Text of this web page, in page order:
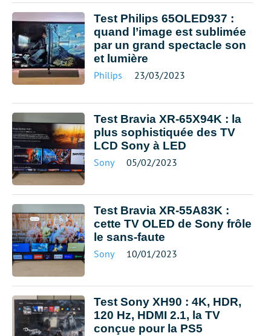
Test Philips 65OLED937 :
quand l’image est sublimée
par un grand spectacle son
et lumière
Philips 23/03/2023
Test Bravia XR-65X94K : la
plus sophistiquée des TV
LCD Sony à LED
Sony 05/02/2023
Test Bravia XR-55A83K :
cette TV OLED de Sony frôle
le sans-faute
Sony 10/01/2023
Test Sony XH90 : 4K, HDR,
120 Hz, HDMI 2.1, la TV
conçue pour la PS5